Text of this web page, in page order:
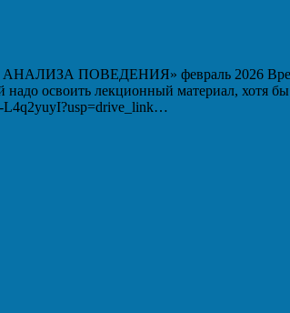
февраль 2026 Время
освоить лекционный материал, хотя
L4q2yuyI?usp=drive_link…